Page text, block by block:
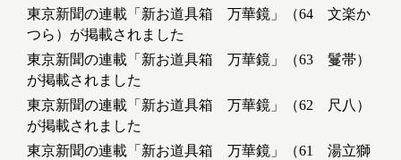
東京新聞の連載「新お道具箱 万華鏡」（64 文楽か
つら）が掲載されました
東京新聞の連載「新お道具箱 万華鏡」（63 鬘帯）
が掲載されました
東京新聞の連載「新お道具箱 万華鏡」（62 尺八）
が掲載されました
東京新聞の連載「新お道具箱 万華鏡」（61 湯立獅